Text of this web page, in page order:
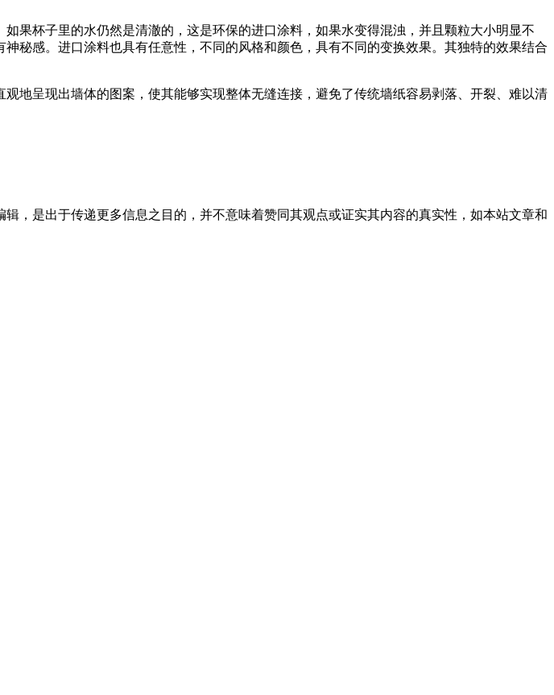
杯子里的水仍然是清澈的，这是环保的进口涂料，如果水变得混浊，并且颗粒大小明显不
秘感。进口涂料也具有任意性，不同的风格和颜色，具有不同的变换效果。其独特的效果结合
呈现出墙体的图案，使其能够实现整体无缝连接，避免了传统墙纸容易剥落、开裂、难以清
，是出于传递更多信息之目的，并不意味着赞同其观点或证实其内容的真实性，如本站文章和